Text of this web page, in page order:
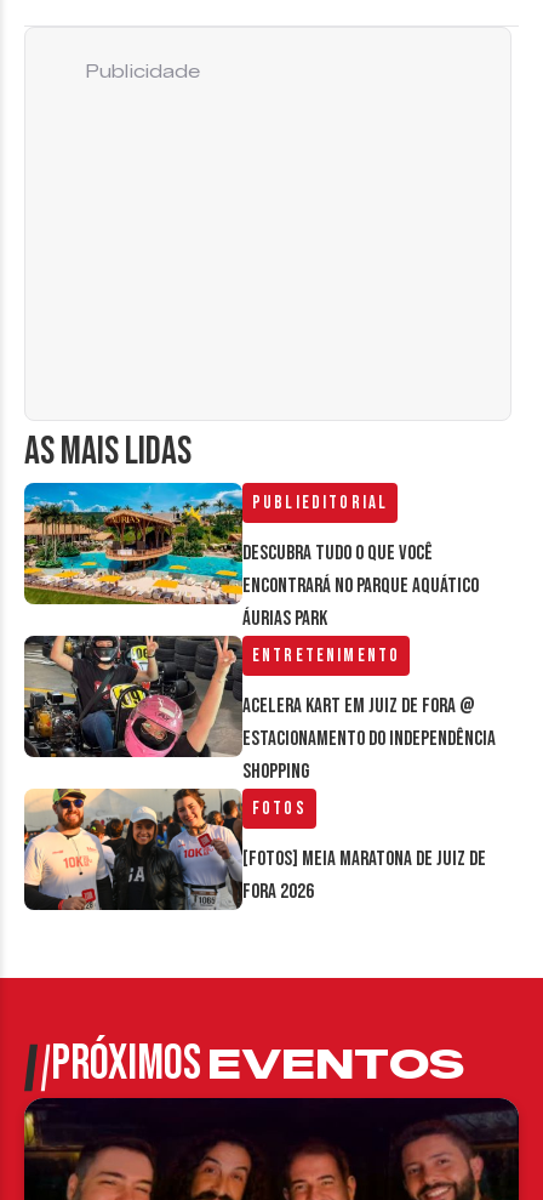
AS MAIS LIDAS
Publieditorial
Descubra tudo o que você
encontrará no parque aquático
Áurias Park
Entretenimento
Acelera Kart em Juiz de Fora @
estacionamento do Independência
Shopping
Fotos
[FOTOS] Meia Maratona de Juiz de
Fora 2026
Publicidade
PRÓXIMOSEVENTOS